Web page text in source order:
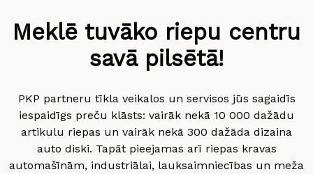
Meklē tuvāko riepu centru
savā pilsētā!
PKP partneru tīkla veikalos un servisos jūs sagaidīs
iespaidīgs preču klāsts: vairāk nekā 10 000 dažādu
artikulu riepas un vairāk nekā 300 dažāda dizaina
auto diski. Tapāt pieejamas arī riepas kravas
automašīnām, industriālai, lauksaimniecības un meža